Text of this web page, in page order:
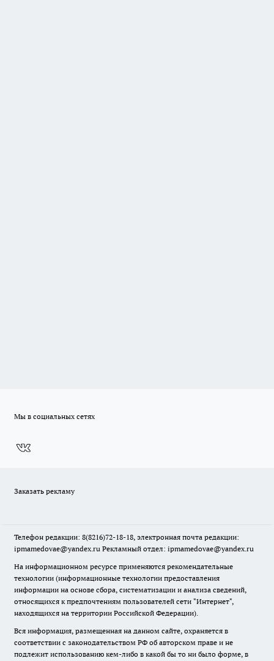
Мы в социальных сетях
Заказать рекламу
Телефон редакции: 8(8216)72-18-18, электронная почта редакции:
ipmamedovae@yandex.ru Рекламный отдел: ipmamedovae@yandex.ru
На информационном ресурсе применяются рекомендательные
технологии (информационные технологии предоставления
информации на основе сбора, систематизации и анализа сведений,
относящихся к предпочтениям пользователей сети "Интернет",
находящихся на территории Российской Федерации).
Вся информация, размещенная на данном сайте, охраняется в
соответствии с законодательством РФ об авторском праве и не
подлежит использованию кем-либо в какой бы то ни было форме, в